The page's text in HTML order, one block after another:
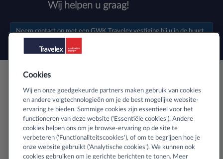
Wij helpen u graag!
Neem contact op met eenGWK Travelex vestigingbij u in de buurt.
Veilig buitenlands geld bestellen
Informatie over SSL-certificaten
Cookies
Wij en onze goedgekeurde partners maken gebruik van cookies
en andere volgtechnologieën om je de best mogelijke website-
ervaring te bieden. Sommige cookies zijn essentieel voor het
functioneren van deze website ('Essentiële cookies'). Andere
cookies helpen ons om je browse-ervaring op de site te
verbeteren ('Functionaliteitscookies'), of om te begrijpen hoe je
onze website gebruikt ('Analytische cookies'). We kunnen ook
cookies gebruiken om je gerichte berichten te tonen. Meer